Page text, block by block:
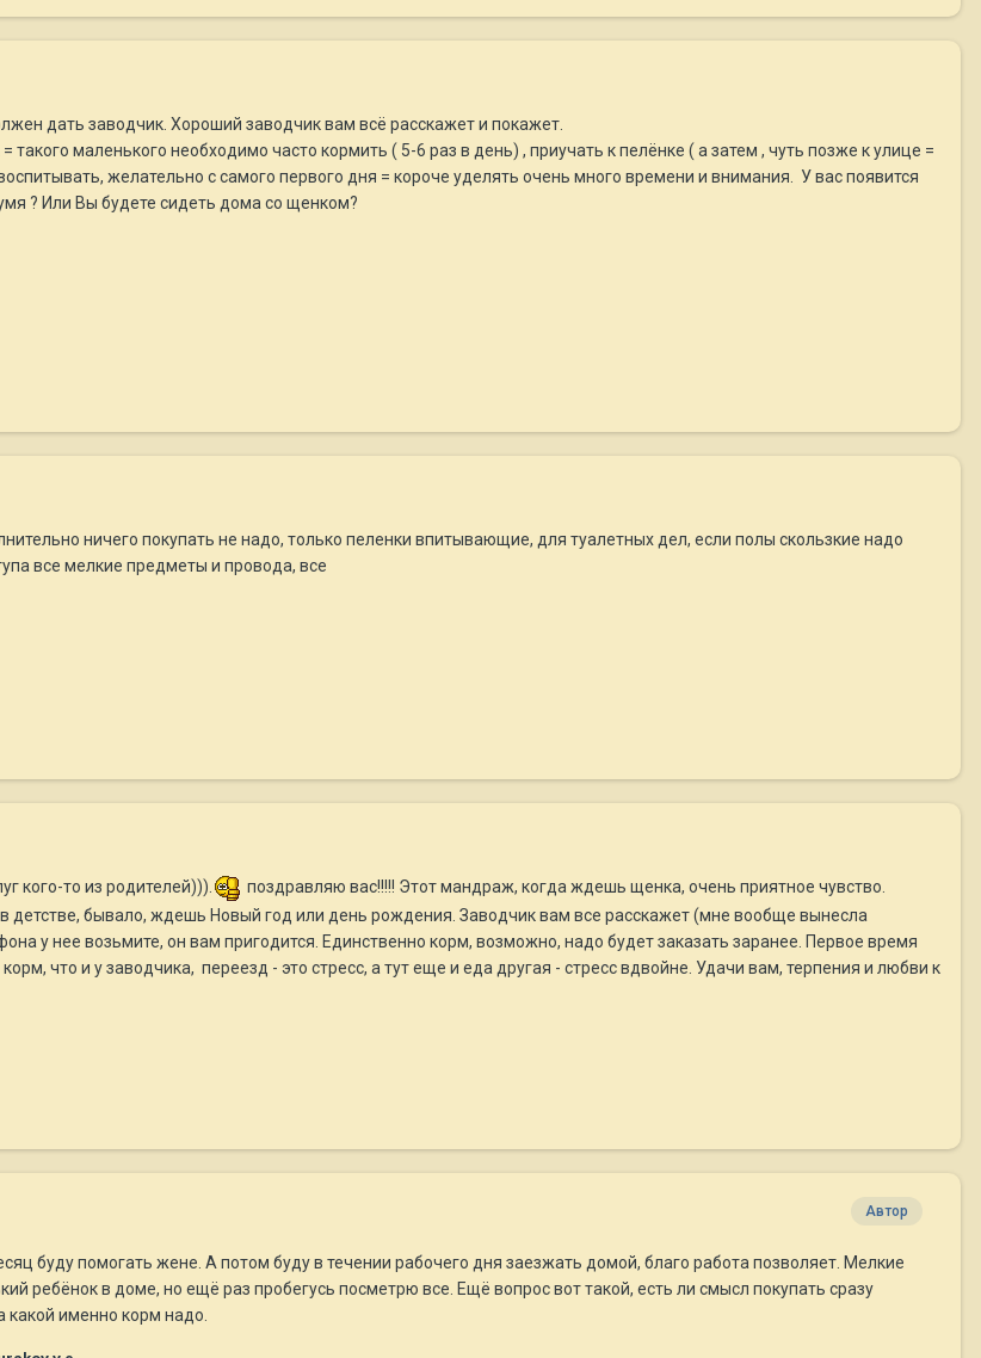
дать заводчик. Хороший заводчик вам всё расскажет и покажет.
маленького необходимо часто кормить ( 5-6 раз в день) , приучать к пелёнке ( а затем , чуть позже к улице =
желательно с самого первого дня = короче уделять очень много времени и внимания. У вас появится
? Или Вы будете сидеть дома со щенком?
ничего покупать не надо, только пеленки впитывающие, для туалетных дел, если полы скользкие надо
все мелкие предметы и провода, все
кого-то из родителей))).
поздравляю вас!!!!! Этот мандраж, когда ждешь щенка, очень приятное чувство.
бывало, ждешь Новый год или день рождения. Заводчик вам все расскажет (мне вообще вынесла
у нее возьмите, он вам пригодится. Единственно корм, возможно, надо будет заказать заранее. Первое время
что и у заводчика, переезд - это стресс, а тут еще и еда другая - стресс вдвойне. Удачи вам, терпения и любви к
Автор
буду помогать жене. А потом буду в течении рабочего дня заезжать домой, благо работа позволяет. Мелкие
ребёнок в доме, но ещё раз пробегусь посметрю все. Ещё вопрос вот такой, есть ли смысл покупать сразу
именно корм надо.